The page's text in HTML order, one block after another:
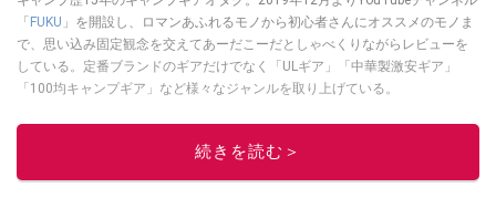
「 FUKU 」を開設し、ロマンあふれるモノから初心者さんにオススメのモノま
で、思い込み固定観念を交えてあーだこーだとしゃべくりながらレビューを
している。定番ブランドのギアだけでなく「ULギア」「中華製激安ギア」
「100均キャンプギア」など様々なジャンルを取り上げている。
このイチオシストの他の記事を読む
続きを読む＞